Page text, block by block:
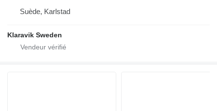
Suède, Karlstad
Klaravik Sweden